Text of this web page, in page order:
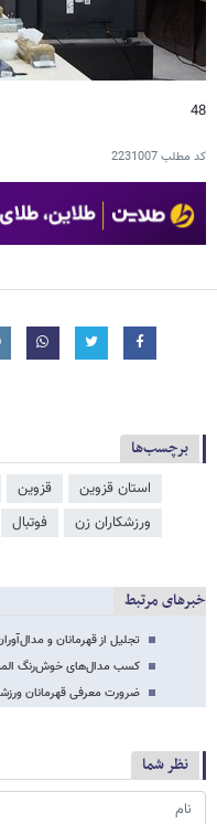
48
کد مطلب2231007
برچسب‌ها
استان قزوین قزوین
ورزشکاران زن
فوتبال
خبرهای مرتبط
تجلیل از قهرمانان و
کسب مدال‌های خوش‌رنگ
ضرورت معرفی قهرمانان
نظر شما